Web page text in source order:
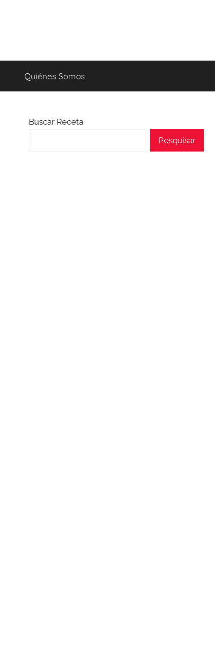
Quiénes Somos
Buscar Receta
Pesquisar